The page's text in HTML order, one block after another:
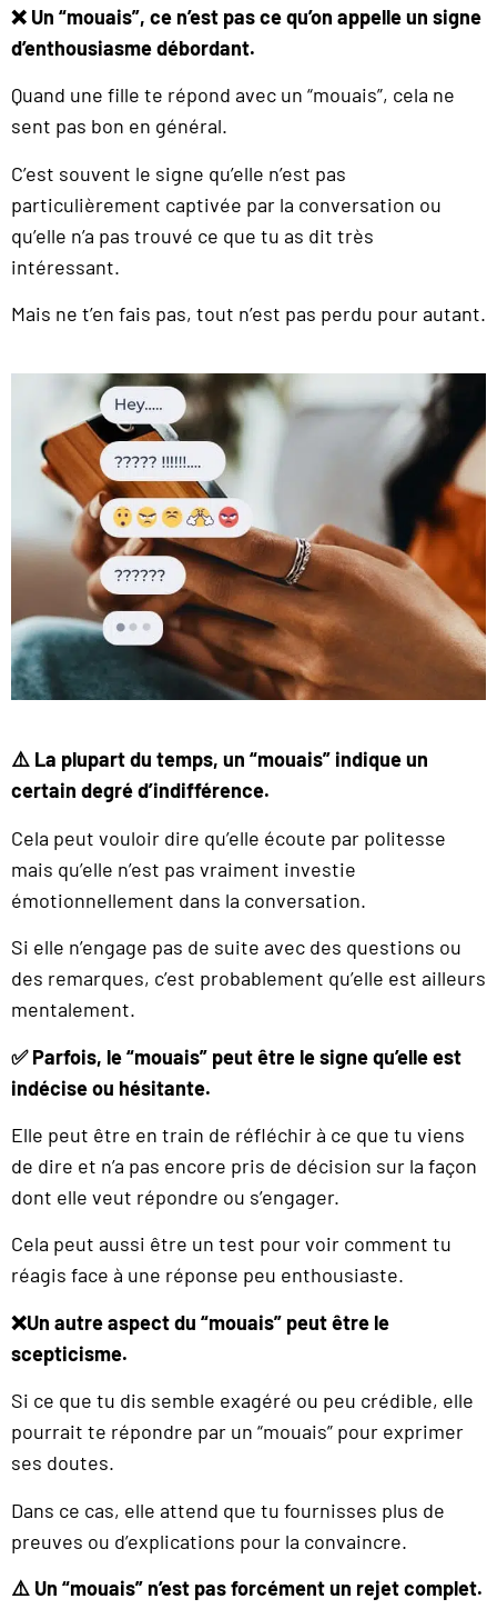
❌ Un “mouais”, ce n’est pas ce qu’on appelle un signe
d’enthousiasme débordant.
Quand une fille te répond avec un “mouais”, cela ne
sent pas bon en général.
C’est souvent le signe qu’elle n’est pas
particulièrement captivée par la conversation ou
qu’elle n’a pas trouvé ce que tu as dit très
intéressant.
Mais ne t’en fais pas, tout n’est pas perdu pour autant.
⚠️ La plupart du temps, un “mouais” indique un
certain degré d’indifférence.
Cela peut vouloir dire qu’elle écoute par politesse
mais qu’elle n’est pas vraiment investie
émotionnellement dans la conversation.
Si elle n’engage pas de suite avec des questions ou
des remarques, c’est probablement qu’elle est ailleurs
mentalement.
✅ Parfois, le “mouais” peut être le signe qu’elle est
indécise ou hésitante.
Elle peut être en train de réfléchir à ce que tu viens
de dire et n’a pas encore pris de décision sur la façon
dont elle veut répondre ou s’engager.
Cela peut aussi être un test pour voir comment tu
réagis face à une réponse peu enthousiaste.
❌Un autre aspect du “mouais” peut être le
scepticisme.
Si ce que tu dis semble exagéré ou peu crédible, elle
pourrait te répondre par un “mouais” pour exprimer
ses doutes.
Dans ce cas, elle attend que tu fournisses plus de
preuves ou d’explications pour la convaincre.
⚠️ Un “mouais” n’est pas forcément un rejet complet.